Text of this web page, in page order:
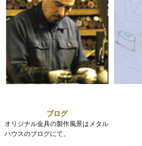
ブログ
オリジナル金具の製作風景はメタル
ハウスのブログにて。